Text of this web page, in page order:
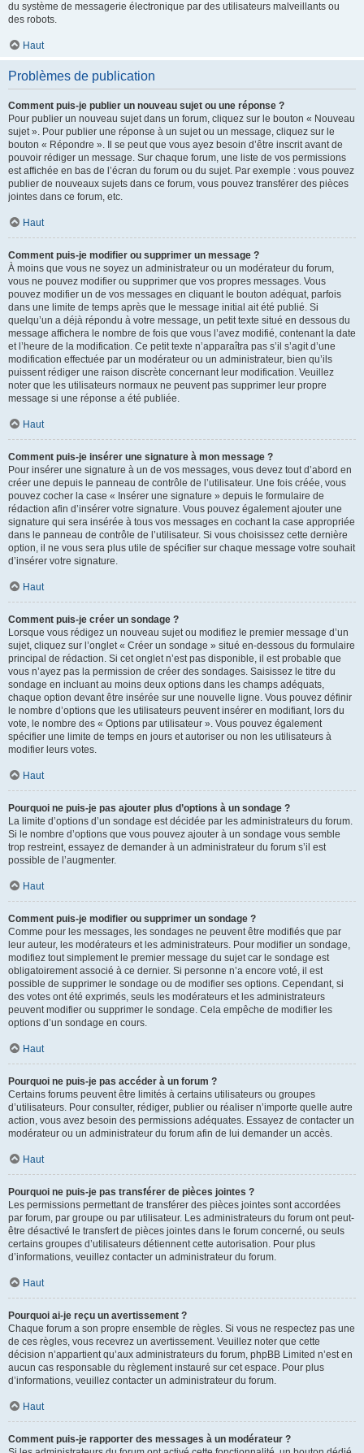
du système de messagerie électronique par des utilisateurs malveillants ou
des robots.
Haut
Problèmes de publication
Comment puis-je publier un nouveau sujet ou une réponse ?
Pour publier un nouveau sujet dans un forum, cliquez sur le bouton « Nouveau
sujet ». Pour publier une réponse à un sujet ou un message, cliquez sur le
bouton « Répondre ». Il se peut que vous ayez besoin d’être inscrit avant de
pouvoir rédiger un message. Sur chaque forum, une liste de vos permissions
est affichée en bas de l’écran du forum ou du sujet. Par exemple : vous pouvez
publier de nouveaux sujets dans ce forum, vous pouvez transférer des pièces
jointes dans ce forum, etc.
Haut
Comment puis-je modifier ou supprimer un message ?
À moins que vous ne soyez un administrateur ou un modérateur du forum,
vous ne pouvez modifier ou supprimer que vos propres messages. Vous
pouvez modifier un de vos messages en cliquant le bouton adéquat, parfois
dans une limite de temps après que le message initial ait été publié. Si
quelqu’un a déjà répondu à votre message, un petit texte situé en dessous du
message affichera le nombre de fois que vous l’avez modifié, contenant la date
et l’heure de la modification. Ce petit texte n’apparaîtra pas s’il s’agit d’une
modification effectuée par un modérateur ou un administrateur, bien qu’ils
puissent rédiger une raison discrète concernant leur modification. Veuillez
noter que les utilisateurs normaux ne peuvent pas supprimer leur propre
message si une réponse a été publiée.
Haut
Comment puis-je insérer une signature à mon message ?
Pour insérer une signature à un de vos messages, vous devez tout d’abord en
créer une depuis le panneau de contrôle de l’utilisateur. Une fois créée, vous
pouvez cocher la case « Insérer une signature » depuis le formulaire de
rédaction afin d’insérer votre signature. Vous pouvez également ajouter une
signature qui sera insérée à tous vos messages en cochant la case appropriée
dans le panneau de contrôle de l’utilisateur. Si vous choisissez cette dernière
option, il ne vous sera plus utile de spécifier sur chaque message votre souhait
d’insérer votre signature.
Haut
Comment puis-je créer un sondage ?
Lorsque vous rédigez un nouveau sujet ou modifiez le premier message d’un
sujet, cliquez sur l’onglet « Créer un sondage » situé en-dessous du formulaire
principal de rédaction. Si cet onglet n’est pas disponible, il est probable que
vous n’ayez pas la permission de créer des sondages. Saisissez le titre du
sondage en incluant au moins deux options dans les champs adéquats,
chaque option devant être insérée sur une nouvelle ligne. Vous pouvez définir
le nombre d’options que les utilisateurs peuvent insérer en modifiant, lors du
vote, le nombre des « Options par utilisateur ». Vous pouvez également
spécifier une limite de temps en jours et autoriser ou non les utilisateurs à
modifier leurs votes.
Haut
Pourquoi ne puis-je pas ajouter plus d’options à un sondage ?
La limite d’options d’un sondage est décidée par les administrateurs du forum.
Si le nombre d’options que vous pouvez ajouter à un sondage vous semble
trop restreint, essayez de demander à un administrateur du forum s’il est
possible de l’augmenter.
Haut
Comment puis-je modifier ou supprimer un sondage ?
Comme pour les messages, les sondages ne peuvent être modifiés que par
leur auteur, les modérateurs et les administrateurs. Pour modifier un sondage,
modifiez tout simplement le premier message du sujet car le sondage est
obligatoirement associé à ce dernier. Si personne n’a encore voté, il est
possible de supprimer le sondage ou de modifier ses options. Cependant, si
des votes ont été exprimés, seuls les modérateurs et les administrateurs
peuvent modifier ou supprimer le sondage. Cela empêche de modifier les
options d’un sondage en cours.
Haut
Pourquoi ne puis-je pas accéder à un forum ?
Certains forums peuvent être limités à certains utilisateurs ou groupes
d’utilisateurs. Pour consulter, rédiger, publier ou réaliser n’importe quelle autre
action, vous avez besoin des permissions adéquates. Essayez de contacter un
modérateur ou un administrateur du forum afin de lui demander un accès.
Haut
Pourquoi ne puis-je pas transférer de pièces jointes ?
Les permissions permettant de transférer des pièces jointes sont accordées
par forum, par groupe ou par utilisateur. Les administrateurs du forum ont peut-
être désactivé le transfert de pièces jointes dans le forum concerné, ou seuls
certains groupes d’utilisateurs détiennent cette autorisation. Pour plus
d’informations, veuillez contacter un administrateur du forum.
Haut
Pourquoi ai-je reçu un avertissement ?
Chaque forum a son propre ensemble de règles. Si vous ne respectez pas une
de ces règles, vous recevrez un avertissement. Veuillez noter que cette
décision n’appartient qu’aux administrateurs du forum, phpBB Limited n’est en
aucun cas responsable du règlement instauré sur cet espace. Pour plus
d’informations, veuillez contacter un administrateur du forum.
Haut
Comment puis-je rapporter des messages à un modérateur ?